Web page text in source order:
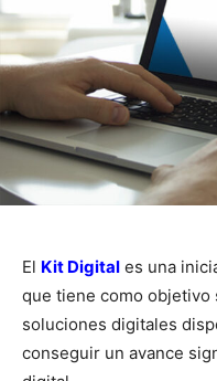
El Kit Digital es una
que tiene como objetivo
soluciones digitales
conseguir un avance